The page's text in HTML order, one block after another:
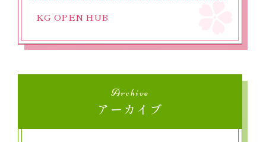
KG OPEN HUB
Archive
アーカイブ